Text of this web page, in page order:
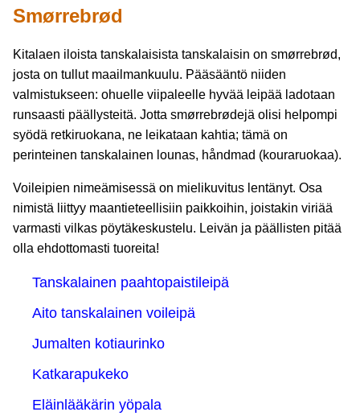
Smørrebrød
Kitalaen iloista tanskalaisista tanskalaisin on smørrebrød,
josta on tullut maailmankuulu. Pääsääntö niiden
valmistukseen: ohuelle viipaleelle hyvää leipää ladotaan
runsaasti päällysteitä. Jotta smørrebrødejä olisi helpompi
syödä retkiruokana, ne leikataan kahtia; tämä on
perinteinen tanskalainen lounas, håndmad (kouraruokaa).
Voileipien nimeämisessä on mielikuvitus lentänyt. Osa
nimistä liittyy maantieteellisiin paikkoihin, joistakin viriää
varmasti vilkas pöytäkeskustelu. Leivän ja päällisten pitää
olla ehdottomasti tuoreita!
Tanskalainen paahtopaistileipä
Aito tanskalainen voileipä
Jumalten kotiaurinko
Katkarapukeko
Eläinlääkärin yöpala